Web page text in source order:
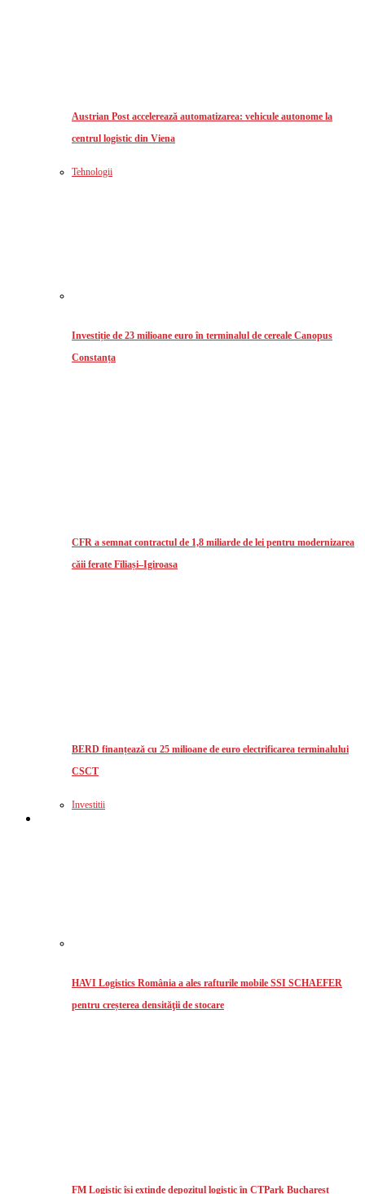
Austrian Post accelerează automatizarea: vehicule autonome la
centrul logistic din Viena
Tehnologii
Investiție de 23 milioane euro în terminalul de cereale Canopus
Constanța
CFR a semnat contractul de 1,8 miliarde de lei pentru modernizarea
căii ferate Filiași–Igiroasa
BERD finanțează cu 25 milioane de euro electrificarea terminalului
CSCT
Investitii
HAVI Logistics România a ales rafturile mobile SSI SCHAEFER
pentru creșterea densităţii de stocare
FM Logistic își extinde depozitul logistic în CTPark Bucharest